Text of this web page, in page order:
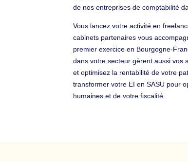
de nos entreprises de comptabilité
Vous lancez votre activité en
cabinets partenaires vous
premier exercice en Bourgogne-
dans votre secteur gèrent aussi vos
et optimisez la rentabilité de votre
transformer votre EI en SASU pour
humaines et de votre fiscalité.